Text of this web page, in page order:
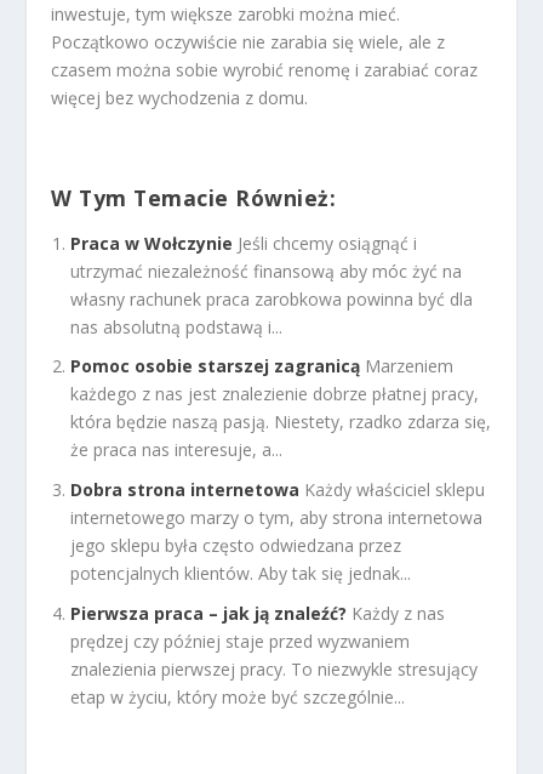
inwestuje, tym większe zarobki można mieć.
Początkowo oczywiście nie zarabia się wiele, ale z
czasem można sobie wyrobić renomę i zarabiać coraz
więcej bez wychodzenia z domu.
W Tym Temacie Również:
Praca w Wołczynie Jeśli chcemy osiągnąć i
utrzymać niezależność finansową aby móc żyć na
własny rachunek praca zarobkowa powinna być dla
nas absolutną podstawą i...
Pomoc osobie starszej zagranicą Marzeniem
każdego z nas jest znalezienie dobrze płatnej pracy,
która będzie naszą pasją. Niestety, rzadko zdarza się,
że praca nas interesuje, a...
Dobra strona internetowa Każdy właściciel sklepu
internetowego marzy o tym, aby strona internetowa
jego sklepu była często odwiedzana przez
potencjalnych klientów. Aby tak się jednak...
Pierwsza praca – jak ją znaleźć? Każdy z nas
prędzej czy później staje przed wyzwaniem
znalezienia pierwszej pracy. To niezwykle stresujący
etap w życiu, który może być szczególnie...